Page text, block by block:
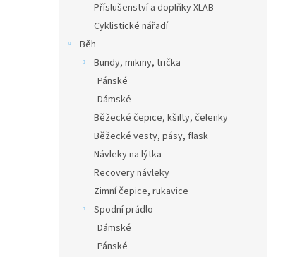
Příslušenství a doplňky XLAB
Cyklistické nářadí
Běh
Bundy, mikiny, trička
Pánské
Dámské
Běžecké čepice, kšilty, čelenky
Běžecké vesty, pásy, flask
Návleky na lýtka
Recovery návleky
Zimní čepice, rukavice
Spodní prádlo
Dámské
Pánské